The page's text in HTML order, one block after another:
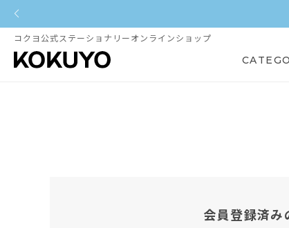
コクヨ公式ステーショナリーオンラインショップ
会員登録済み